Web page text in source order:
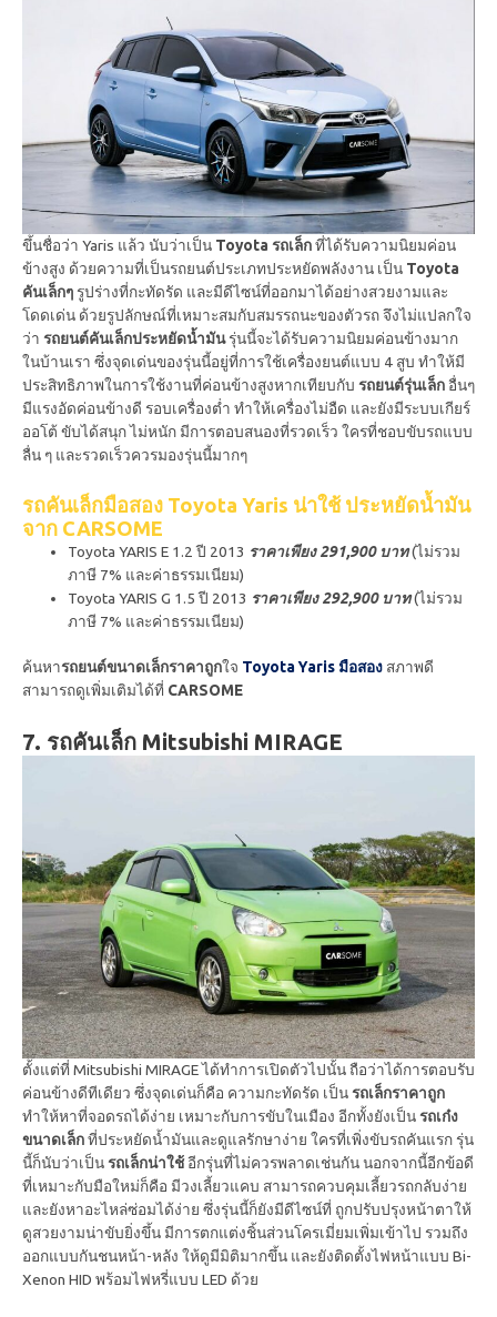
ขึ้นชื่อว่า Yaris แล้ว นับว่าเป็น Toyota รถเล็กที่ได้รับความนิยมค่อน
ข้างสูง ด้วยความที่เป็นรถยนต์ประเภทประหยัดพลังงาน เป็น Toyota
คันเล็กๆรูปร่างที่กะทัดรัด และมีดีไซน์ที่ออกมาได้อย่างสวยงามและ
โดดเด่น ด้วยรูปลักษณ์ที่เหมาะสมกับสมรรถนะของตัวรถ จึงไม่แปลกใจ
ว่า รถยนต์คันเล็กประหยัดน้ำมันรุ่นนี้จะได้รับความนิยมค่อนข้างมาก
ในบ้านเรา ซึ่งจุดเด่นของรุ่นนี้อยู่ที่การใช้เครื่องยนต์แบบ 4 สูบ ทำให้มี
ประสิทธิภาพในการใช้งานที่ค่อนข้างสูงหากเทียบกับ รถยนต์รุ่นเล็กอื่นๆ
มีแรงอัดค่อนข้างดี รอบเครื่องต่ำ ทำให้เครื่องไม่อืด และยังมีระบบเกียร์
ออโต้ ขับได้สนุก ไม่หนัก มีการตอบสนองที่รวดเร็ว ใครที่ชอบขับรถแบบ
ลื่น ๆ และรวดเร็วควรมองรุ่นนี้มากๆ
รถคันเล็กมือสอง Toyota Yaris น่าใช้ ประหยัดน้ำมัน
จาก CARSOME
Toyota YARIS E 1.2 ปี 2013 ราคาเพียง 291,900 บาท(ไม่รวม
ภาษี 7% และค่าธรรมเนียม)
Toyota YARIS G 1.5 ปี 2013 ราคาเพียง 292,900 บาท(ไม่รวม
ภาษี 7% และค่าธรรมเนียม)
ค้นหารถยนต์ขนาดเล็กราคาถูกใจ Toyota Yaris มือสอง สภาพดี
สามารถดูเพิ่มเติมได้ที่ CARSOME
7. รถคันเล็ก Mitsubishi MIRAGE
ตั้งแต่ที่ Mitsubishi MIRAGE ได้ทำการเปิดตัวไปนั้น ถือว่าได้การตอบรับ
ค่อนข้างดีทีเดียว ซึ่งจุดเด่นก็คือ ความกะทัดรัด เป็นรถเล็กราคาถูก
ทำให้หาที่จอดรถได้ง่าย เหมาะกับการขับในเมือง อีกทั้งยังเป็นรถเก๋ง
ขนาดเล็กที่ประหยัดน้ำมันและดูแลรักษาง่าย ใครที่เพิ่งขับรถคันแรก รุ่น
นี้ก็นับว่าเป็นรถเล็กน่าใช้อีกรุ่นที่ไม่ควรพลาดเช่นกัน นอกจากนี้อีกข้อดี
ที่เหมาะกับมือใหม่ก็คือ มีวงเลี้ยวแคบ สามารถควบคุมเลี้ยวรถกลับง่าย
และยังหาอะไหล่ซ่อมได้ง่าย ซึ่งรุ่นนี้ก็ยังมีดีไซน์ที่ ถูกปรับปรุงหน้าตาให้
ดูสวยงามน่าขับยิ่งขึ้น มีการตกแต่งชิ้นส่วนโครเมี่ยมเพิ่มเข้าไป รวมถึง
ออกแบบกันชนหน้า-หลัง ให้ดูมีมิติมากขึ้น และยังติดตั้งไฟหน้าแบบ Bi-
Xenon HID พร้อมไฟหรี่แบบ LED ด้วย